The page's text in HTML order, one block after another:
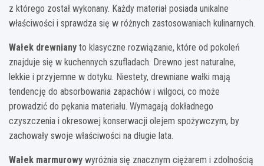
z którego został wykonany. Każdy materiał posiada unikalne
właściwości i sprawdza się w różnych zastosowaniach kulinarnych.
Wałek drewniany to klasyczne rozwiązanie, które od pokoleń
znajduje się w kuchennych szufladach. Drewno jest naturalne,
lekkie i przyjemne w dotyku. Niestety, drewniane wałki mają
tendencję do absorbowania zapachów i wilgoci, co może
prowadzić do pękania materiału. Wymagają dokładnego
czyszczenia i okresowej konserwacji olejem spożywczym, by
zachowały swoje właściwości na długie lata.
Wałek marmurowy wyróżnia się znacznym ciężarem i zdolnością